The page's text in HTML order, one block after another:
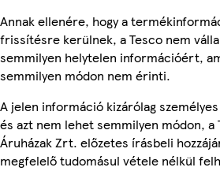
Annak ellenére, hogy a
frissítésre kerülnek, a Tesco nem
semmilyen helytelen információért,
semmilyen módon nem érinti.
A jelen információ kizárólag
és azt nem lehet semmilyen módon, a
Áruházak Zrt. előzetes írásbeli
megfelelő tudomásul vétele nélkül